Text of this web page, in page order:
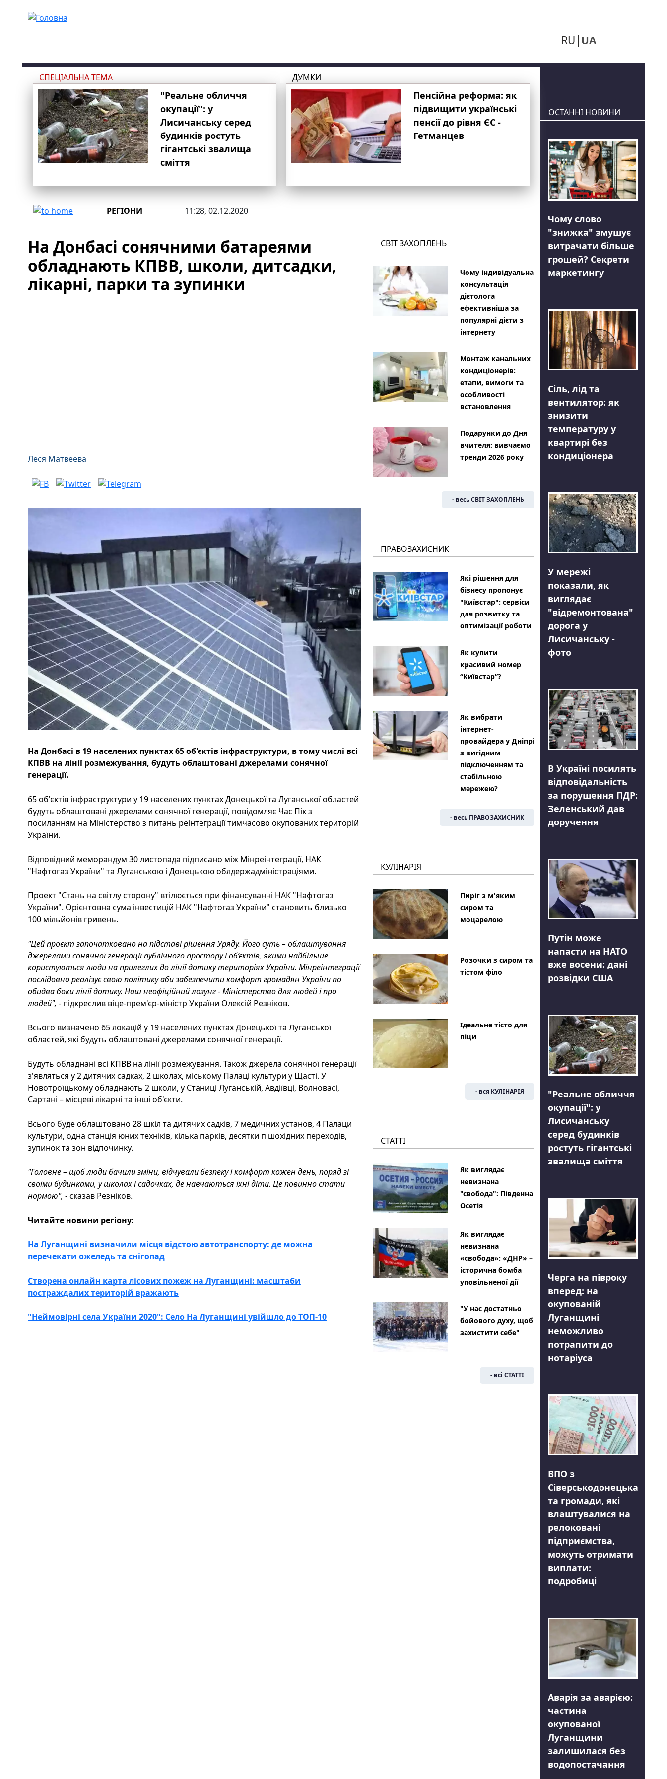
RU UA
СПЕЦІАЛЬНА ТЕМА
"Реальне обличчя
окупації": у
Лисичанську серед
будинків ростуть
гігантські звалища
сміття
ДУМКИ
Пенсійна реформа: як
підвищити українські
пенсії до рівня ЄС -
Гетманцев
РЕГІОНИ 11:28, 02.12.2020
На Донбасі сонячними батареями
обладнають КПВВ, школи, дитсадки,
лікарні, парки та зупинки
Леся Матвеева
На Донбасі в 19 населених пунктах 65 об'єктів інфраструктури, в тому числі всі
КПВВ на лінії розмежування, будуть облаштовані джерелами сонячної
генерації.
65 об'єктів інфраструктури у 19 населених пунктах Донецької та Луганської областей
будуть облаштовані джерелами сонячної генерації, повідомляє Час Пік з
посиланням на Міністерство з питань реінтеграції тимчасово окупованих територій
України.
Відповідний меморандум 30 листопада підписано між Мінреінтеграції, НАК
"Нафтогаз України" та Луганською і Донецькою облдержадміністраціями.
Проект "Стань на світлу сторону" втілюється при фінансуванні НАК "Нафтогаз
України". Орієнтовна сума інвестицій НАК "Нафтогаз України" становить близько
100 мільйонів гривень.
"Цей проєкт започатковано на підставі рішення Уряду. Його суть – облаштування
джерелами сонячної генерації публічного простору і об’єктів, якими найбільше
користуються люди на прилеглих до лінії дотику територіях України. Мінреінтеграції
послідовно реалізує свою політику аби забезпечити комфорт громадян України по
обидва боки лінії дотику. Наш неофіційний лозунг - Міністерство для людей і про
людей", - підкреслив віце-прем'єр-міністр України Олексій Резніков.
Всього визначено 65 локацій у 19 населених пунктах Донецької та Луганської
областей, які будуть облаштовані джерелами сонячної генерації.
Будуть обладнані всі КПВВ на лінії розмежування. Також джерела сонячної генерації
з'являться у 2 дитячих садках, 2 школах, міському Палаці культури у Щасті. У
Новотроїцькому обладнають 2 школи, у Станиці Луганській, Авдіївці, Волновасі,
Сартані – місцеві лікарні та інші об'єкти.
Всього буде облаштовано 28 шкіл та дитячих садків, 7 медичних установ, 4 Палаци
культури, одна станція юних техніків, кілька парків, десятки пішохідних переходів,
зупинок та зон відпочинку.
"Головне – щоб люди бачили зміни, відчували безпеку і комфорт кожен день, поряд зі
своїми будинками, у школах і садочках, де навчаються їхні діти. Це повинно стати
нормою", - сказав Резніков.
Читайте новини регіону:
На Луганщині визначили місця відстою автотранспорту: де можна
перечекати ожеледь та снігопад
Створена онлайн карта лісових пожеж на Луганщині: масштаби
постраждалих територій вражають
"Неймовірні села України 2020": Село На Луганщині увійшло до ТОП-10
СВІТ ЗАХОПЛЕНЬ
Чому індивідуальна
консультація
дієтолога
ефективніша за
популярні дієти з
інтернету
Монтаж канальних
кондиціонерів:
етапи, вимоги та
особливості
встановлення
Подарунки до Дня
вчителя: вивчаємо
тренди 2026 року
- весь СВІТ ЗАХОПЛЕНЬ
ПРАВОЗАХИСНИК
Які рішення для
бізнесу пропонує
"Київстар": сервіси
для розвитку та
оптимізації роботи
Як купити
красивий номер
“Київстар”?
Як вибрати
інтернет-
провайдера у Дніпрі
з вигідним
підключенням та
стабільною
мережею?
- весь ПРАВОЗАХИСНИК
КУЛІНАРІЯ
Пиріг з м'яким
сиром та
моцарелою
Розочки з сиром та
тістом філо
Ідеальне тісто для
піци
- вся КУЛІНАРІЯ
СТАТТІ
Як виглядає
невизнана
"свобода": Південна
Осетія
Як виглядає
невизнана
«свобода»: «ДНР» –
історична бомба
уповільненої дії
"У нас достатньо
бойового духу, щоб
захистити себе"
- всі СТАТТІ
ОСТАННІ НОВИНИ
Чому слово
"знижка" змушує
витрачати більше
грошей? Секрети
маркетингу
Сіль, лід та
вентилятор: як
знизити
температуру у
квартирі без
кондиціонера
У мережі
показали, як
виглядає
"відремонтована"
дорога у
Лисичанську -
фото
В Україні посилять
відповідальність
за порушення ПДР:
Зеленський дав
доручення
Путін може
напасти на НАТО
вже восени: дані
розвідки США
"Реальне обличчя
окупації": у
Лисичанську
серед будинків
ростуть гігантські
звалища сміття
Черга на півроку
вперед: на
окупованій
Луганщині
неможливо
потрапити до
нотаріуса
ВПО з
Сіверськодонецька
та громади, які
влаштувалися на
релоковані
підприємства,
можуть отримати
виплати:
подробиці
Аварія за аварією:
частина
окупованої
Луганщини
залишилася без
водопостачання